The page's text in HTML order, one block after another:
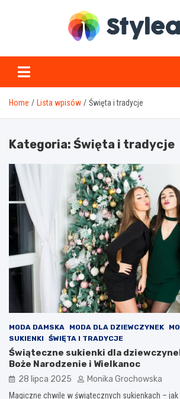
stylea.pl
Home Lista wpisów Święta i tradycje
Kategoria: Święta i tradycje
MODA DAMSKA MODA DLA DZIEWCZYNEK
SUKIENKI
ŚWIĘTA I TRADYCJE
Świąteczne sukienki dla
Boże Narodzenie i Wielkanoc
28 lipca 2025 Monika Grochowska
Magiczne chwile w świątecznych sukienkach –